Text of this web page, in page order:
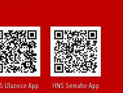
Ulaznice App HNS Semafor App